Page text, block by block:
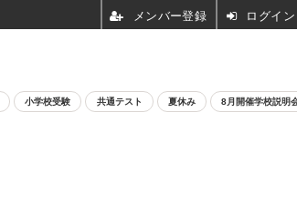
小学校受験 共通テスト 夏休み 8月開催学校説明
ログイン